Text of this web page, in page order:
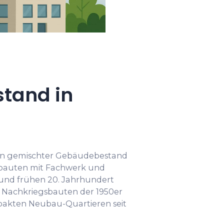
in
gemischter Gebäudebestand
mit Fachwerk und
frühen 20. Jahrhundert
der 1950er
Neubau-Quartieren seit